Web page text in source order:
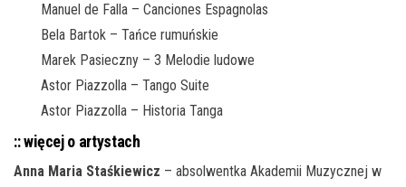
Manuel de Falla – Canciones Espagnolas
Bela Bartok – Tańce rumuńskie
Marek Pasieczny – 3 Melodie ludowe
Astor Piazzolla – Tango Suite
Astor Piazzolla – Historia Tanga
:: więcej o artystach
Anna Maria Staśkiewicz – absolwentka Akademii Muzycznej w